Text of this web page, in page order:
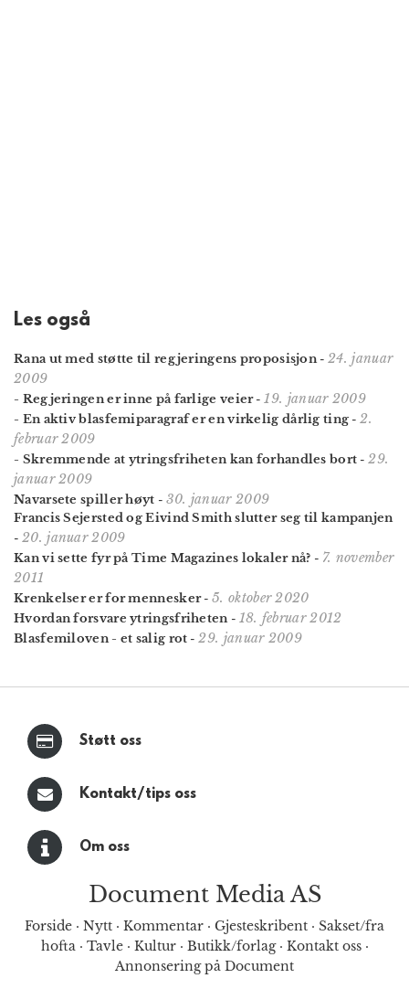
Les også
Rana ut med støtte til regjeringens proposisjon-24. januar
2009
- Regjeringen er inne på farlige veier-19. januar 2009
- En aktiv blasfemiparagraf er en virkelig dårlig ting -2.
februar 2009
- Skremmende at ytringsfriheten kan forhandles bort -29.
januar 2009
Navarsete spiller høyt - 30. januar 2009
Francis Sejersted og Eivind Smith slutter seg til kampanjen
- 20. januar 2009
Kan vi sette fyr på Time Magazines lokaler nå? - 7. november
2011
Krenkelser er for mennesker-5. oktober 2020
Hvordan forsvare ytringsfriheten- 18. februar 2012
Blasfemiloven - et salig rot -29. januar 2009
Støtt oss
Kontakt/tips oss
Om oss
Document Media AS
Forside · Nytt · Kommentar · Gjesteskribent · Sakset/fra
hofta· Tavle· Kultur· Butikk/forlag· Kontakt oss·
Annonsering på Document